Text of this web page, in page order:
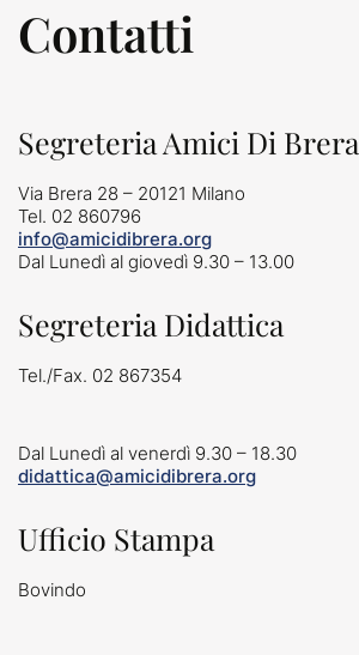
Contatti
Contatti
Segreteria Amici Di Brera
Via Brera 28 – 20121 Milano
Tel. 02 860796
info@amicidibrera.org
Dal Lunedì al giovedì 9.30 – 13.00
Segreteria Didattica
Tel./Fax. 02 867354
Dal Lunedì al venerdì 9.30 – 18.30
didattica@amicidibrera.org
Ufficio Stampa
Bovindo